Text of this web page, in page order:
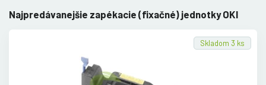
Najpredávanejšie zapékacie (fixačné) jednotky OKI
Skladom 3 ks